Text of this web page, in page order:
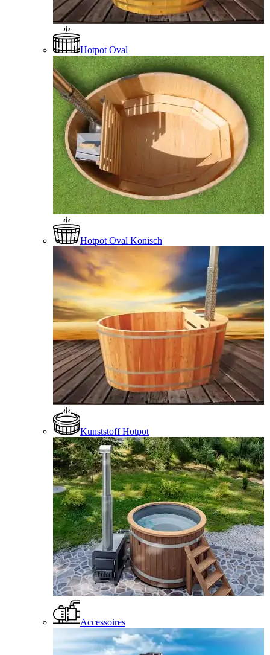
Hotpot Oval
Hotpot Oval Konisch
Kunststoff Hotpot
Accessoires